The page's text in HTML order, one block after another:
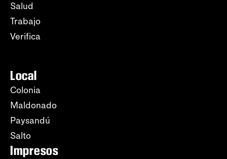
Salud
Trabajo
Verifica
Local
Colonia
Maldonado
Paysandú
Salto
Impresos